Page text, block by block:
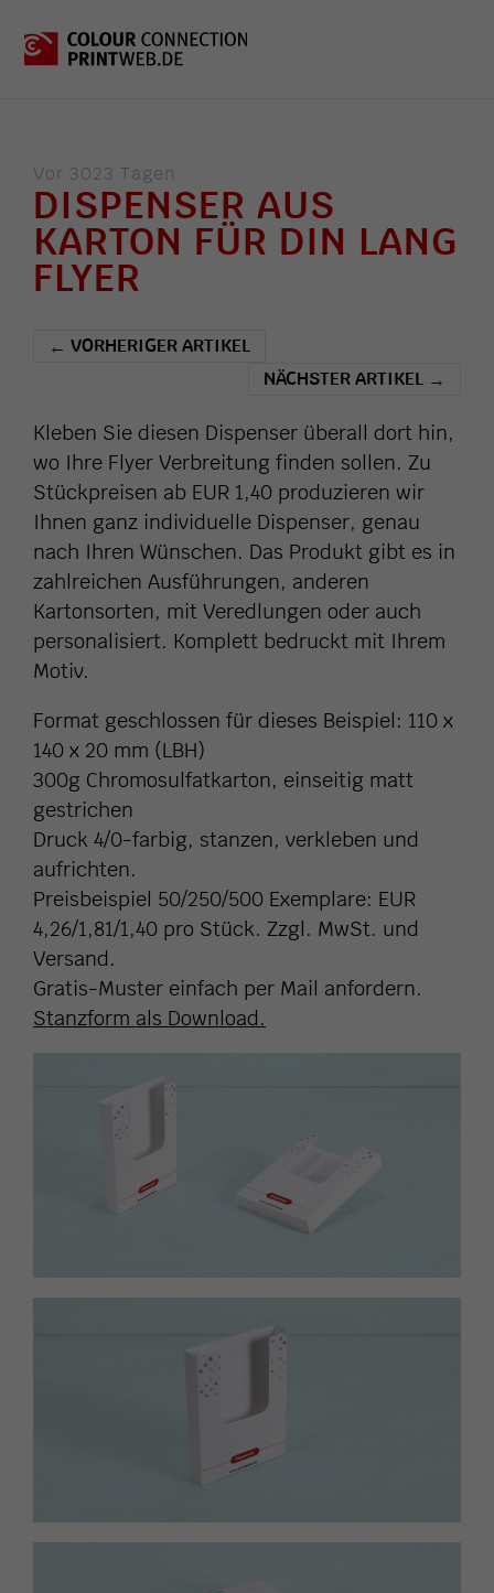
Vor 3023 Tagen
DISPENSER AUS
KARTON FÜR DIN LANG
FLYER
← VORHERIGER ARTIKEL
NÄCHSTER ARTIKEL →
Kleben Sie diesen Dispenser überall dort hin,
wo Ihre Flyer Verbreitung finden sollen. Zu
Stückpreisen ab EUR 1,40 produzieren wir
Ihnen ganz individuelle Dispenser, genau
nach Ihren Wünschen. Das Produkt gibt es in
zahlreichen Ausführungen, anderen
Kartonsorten, mit Veredlungen oder auch
personalisiert. Komplett bedruckt mit Ihrem
Motiv.
Format geschlossen für dieses Beispiel: 110 x
140 x 20 mm (LBH)
300g Chromosulfatkarton, einseitig matt
gestrichen
Druck 4/0-farbig, stanzen, verkleben und
aufrichten.
Preisbeispiel 50/250/500 Exemplare: EUR
4,26/1,81/1,40 pro Stück. Zzgl. MwSt. und
Versand.
Gratis-Muster einfach per Mail anfordern.
Stanzform als Download.